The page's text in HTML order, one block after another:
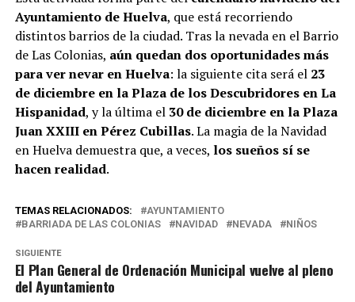
Ayuntamiento de Huelva, que está recorriendo
distintos barrios de la ciudad. Tras la nevada en el Barrio
de Las Colonias, aún quedan dos oportunidades más
para ver nevar en Huelva: la siguiente cita será el 23
de diciembre en la Plaza de los Descubridores en La
Hispanidad, y la última el 30 de diciembre en la Plaza
Juan XXIII en Pérez Cubillas. La magia de la Navidad
en Huelva demuestra que, a veces, los sueños sí se
hacen realidad.
TEMAS RELACIONADOS:
AYUNTAMIENTO
BARRIADA DE LAS COLONIAS
NAVIDAD NEVADA NIÑOS
SIGUIENTE
El Plan General de Ordenación Municipal vuelve al pleno
del Ayuntamiento